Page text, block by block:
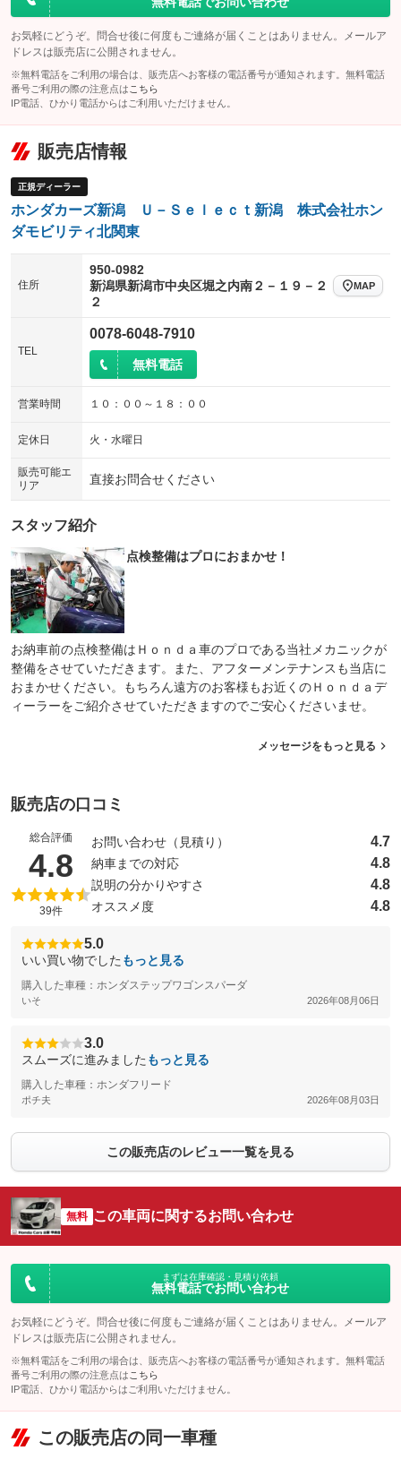
お気軽にどうぞ。問合せ後に何度もご連絡が届くことはありません。メールア
ドレスは販売店に公開されません。
※無料電話をご利用の場合は、販売店へお客様の電話番号が通知されます。無料電話
番号ご利用の際の注意点は こちら
IP電話、ひかり電話からはご利用いただけません。
販売店情報
正規ディーラー
ホンダカーズ新潟 Ｕ－Ｓｅｌｅｃｔ新潟 株式会社ホン
ダモビリティ北関東
住所
950-0982
新潟県新潟市中央区堀之内南２－１９－２
２
MAP
TEL
0078-6048-7910
無料電話
営業時間 １０：００～１８：００
定休日 火・水曜日
販売可能エ
リア
直接お問合せください
スタッフ紹介
点検整備はプロにおまかせ！
お納車前の点検整備はＨｏｎｄａ車のプロである当社メカニックが
整備をさせていただきます。また、アフターメンテナンスも当店に
おまかせください。もちろん遠方のお客様もお近くのＨｏｎｄａデ
ィーラーをご紹介させていただきますのでご安心くださいませ。
メッセージをもっと見る
販売店の口コミ
総合評価
4.8 （5点満点中）
39件
お問い合わせ（見積り） 4.7
納車までの対応 4.8
説明の分かりやすさ 4.8
オススメ度 4.8
5.0
いい買い物でした もっと見る
購入した車種：ホンダステップワゴンスパーダ
いそ 2026年08月06日
3.0
スムーズに進みました もっと見る
購入した車種：ホンダフリード
ポチ夫 2026年08月03日
この販売店のレビュー一覧を見る
無料 この車両に関するお問い合わせ
まずは在庫確認・見積り依頼
無料電話でお問い合わせ
お気軽にどうぞ。問合せ後に何度もご連絡が届くことはありません。メールア
ドレスは販売店に公開されません。
※無料電話をご利用の場合は、販売店へお客様の電話番号が通知されます。無料電話
番号ご利用の際の注意点は こちら
IP電話、ひかり電話からはご利用いただけません。
この販売店の同一車種